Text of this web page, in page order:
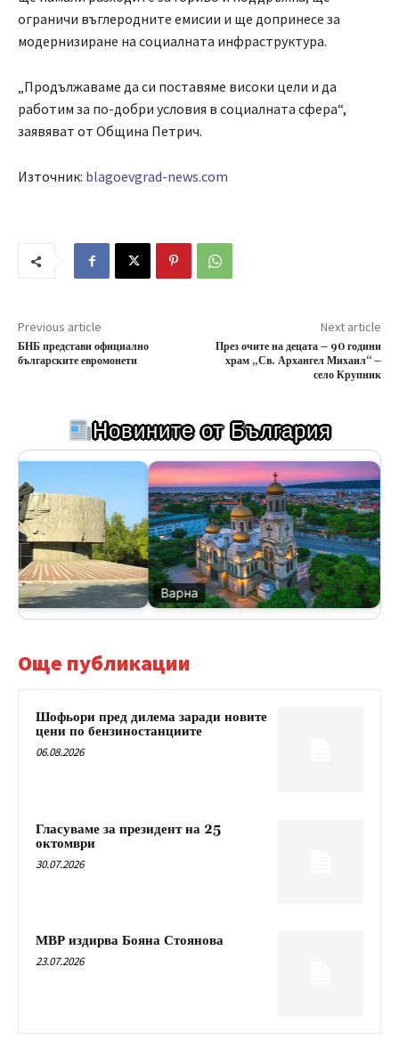
ограничи въглеродните емисии и ще допринесе за
модернизиране на социалната инфраструктура.
„Продължаваме да си поставяме високи цели и да
работим за по-добри условия в социалната сфера“,
заявяват от Община Петрич.
Източник: blagoevgrad-news.com
Previous article
БНБ представи официално
българските евромонети
Next article
През очите на децата – 90 години
храм „Св. Архангел Михаил“ –
село Крупник
Новините от България
Варна
Още публикации
Шофьори пред дилема заради новите
цени по бензиностанциите
06.08.2026
Гласуваме за президент на 25
октомври
30.07.2026
МВР издирва Бояна Стоянова
23.07.2026